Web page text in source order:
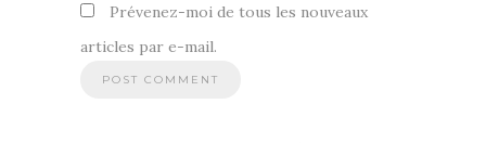
Prévenez-moi de tous les nouveaux
articles par e-mail.